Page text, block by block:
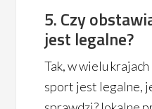
5. Czy
jest legalne?
Tak, w wielu
sport jest legalne,